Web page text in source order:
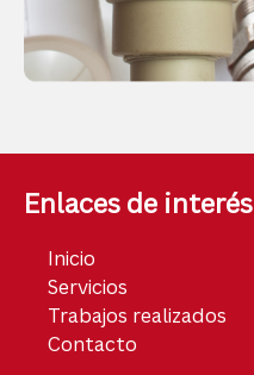
Enlaces de interés
Inicio
Servicios
Trabajos realizados
Contacto